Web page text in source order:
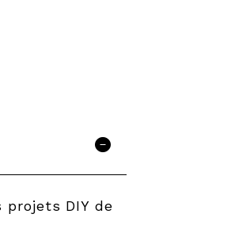
projets DIY de